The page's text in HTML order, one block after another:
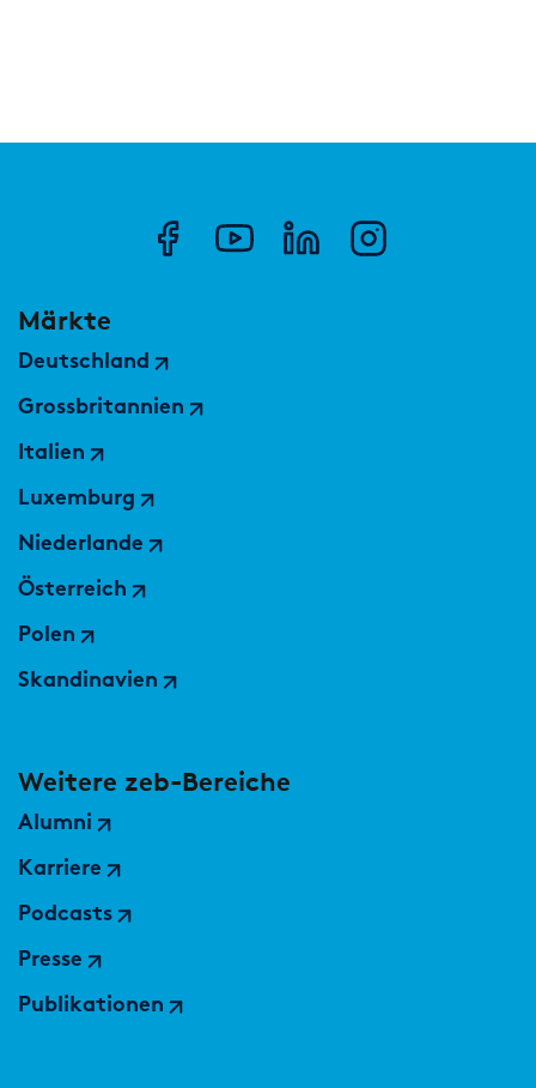
Märkte
Deutschland
Grossbritannien
Italien
Luxemburg
Niederlande
Österreich
Polen
Skandinavien
Weitere zeb-Bereiche
Alumni
Karriere
Podcasts
Presse
Publikationen